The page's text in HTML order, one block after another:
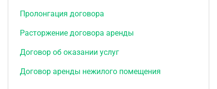
Пролонгация договора
Расторжение договора аренды
Договор об оказании услуг
Договор аренды нежилого помещения